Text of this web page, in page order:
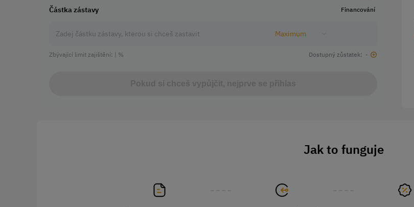
Částka zástavy Financování
Maximum
Zbývající limit zajištění: | % Dostupný zůstatek: -
Jak to funguje